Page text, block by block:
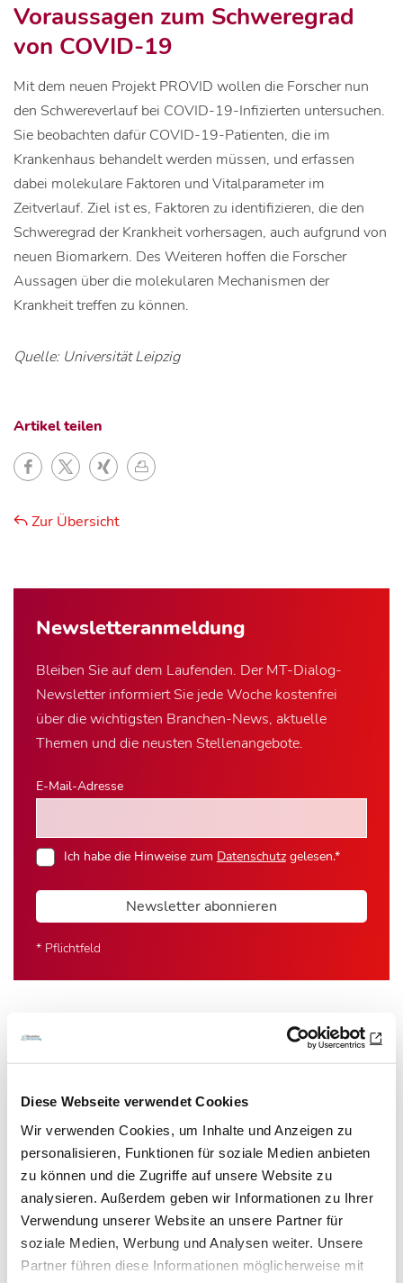
Diese Webseite verwendet Cookies
Wir verwenden Cookies, um Inhalte und Anzeigen zu
personalisieren, Funktionen für soziale Medien anbieten
zu können und die Zugriffe auf unsere Website zu
analysieren. Außerdem geben wir Informationen zu Ihrer
Verwendung unserer Website an unsere Partner für
soziale Medien, Werbung und Analysen weiter. Unsere
Partner führen diese Informationen möglicherweise mit
Newsletter­anmeldung
Bleiben Sie auf dem Laufenden. Der MT-Dialog-
Newsletter informiert Sie jede Woche kostenfrei
über die wichtigsten Branchen-News, aktuelle
Themen und die neusten Stellenangebote.
E-Mail-Adresse
Ich habe die Hinweise zum Datenschutzgelesen.*
Newsletter abonnieren
* Pflichtfeld
Voraussagen zum Schweregrad
von COVID-19
Mit dem neuen Projekt PROVID wollen die Forscher nun
den Schwereverlauf bei COVID-19-Infizierten untersuchen.
Sie beobachten dafür COVID-19-Patienten, die im
Krankenhaus behandelt werden müssen, und erfassen
dabei molekulare Faktoren und Vitalparameter im
Zeitverlauf. Ziel ist es, Faktoren zu identifizieren, die den
Schweregrad der Krankheit vorhersagen, auch aufgrund von
neuen Biomarkern. Des Weiteren hoffen die Forscher
Aussagen über die molekularen Mechanismen der
Krankheit treffen zu können.
Quelle: Universität Leipzig
Artikel teilen
Zur Übersicht
Das könnte Sie auch interessieren: